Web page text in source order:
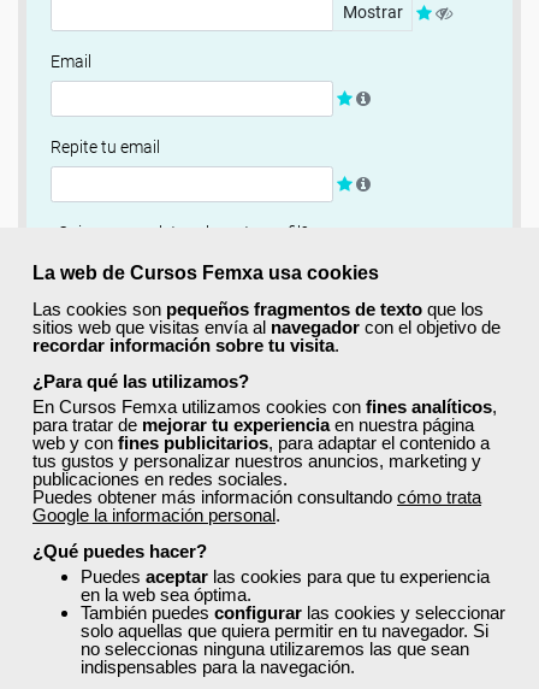
La web de Cursos Femxa usa cookies
Las cookies son pequeños fragmentos de texto que los
sitios web que visitas envía al navegador con el objetivo de
recordar información sobre tu visita.
¿Para qué las utilizamos?
En Cursos Femxa utilizamos cookies con fines analíticos,
para tratar de mejorar tu experienciaen nuestra página
web y con fines publicitarios, para adaptar el contenido a
tus gustos y personalizar nuestros anuncios, marketing y
publicaciones en redes sociales.
Puedes obtener más información consultando cómo trata
Google la información personal.
¿Qué puedes hacer?
Puedes aceptar las cookies para que tu experiencia
en la web sea óptima.
También puedes configurar las cookies y seleccionar
solo aquellas que quiera permitir en tu navegador. Si
no seleccionas ninguna utilizaremos las que sean
indispensables para la navegación.
Mostrar
Email
Repite tu email
¿Quieres completar ahora tu perfil?
Si
No, completaré mi perfil más adelante
Newsletter
Si, quiero recibir información sobre cursos, ofertas
exclusivas y recursos para el aprendizaje.
Términos y condiciones
He leído y acepto la Política de Privacidad
Registrarse
Quiénes Somos: